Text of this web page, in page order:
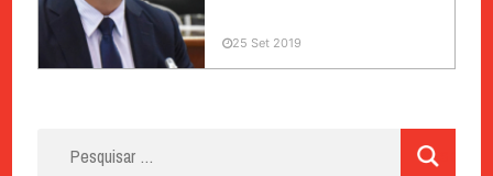
25 Set 2019